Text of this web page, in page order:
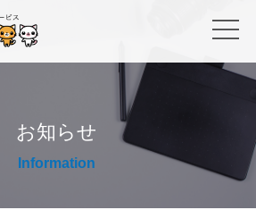
お知らせ
Information